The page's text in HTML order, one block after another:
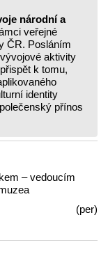
národní a
veřejné
ČR. Posláním
aktivity
k tomu,
identity
přínos
– vedoucím
(per)